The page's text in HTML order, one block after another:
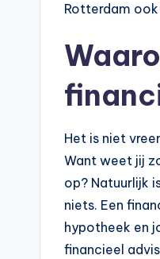
Rotterdam
Het is niet
Want weet jij
op? Natuurlijk
niets. Een
hypotheek en
financieel